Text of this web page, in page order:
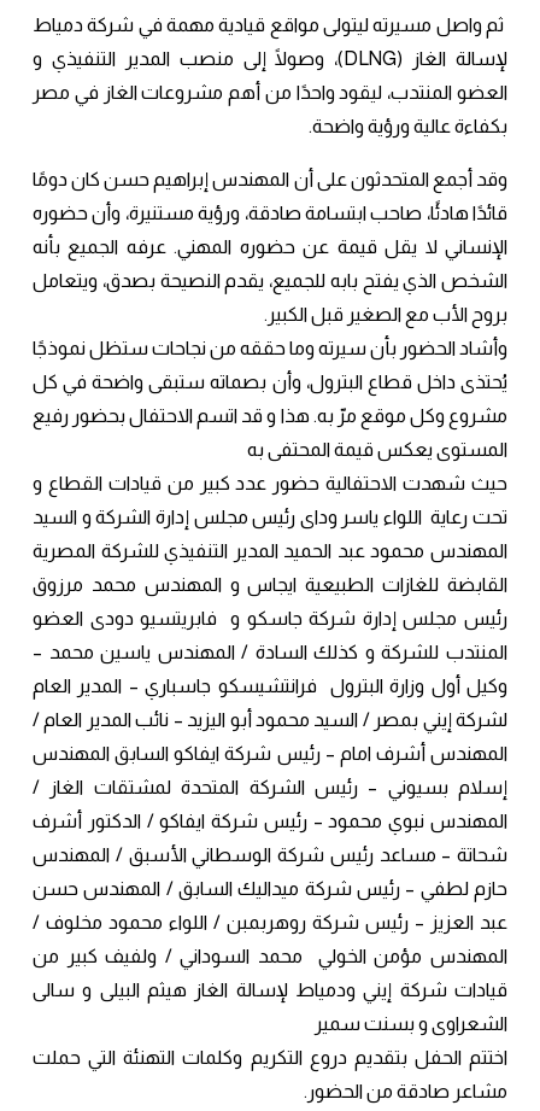
ثم واصل مسيرته ليتولى مواقع قيادية مهمة في شركة دمياط
لإسالة الغاز (DLNG)، وصولًا إلى منصب المدير التنفيذي و
العضو المنتدب، ليقود واحدًا من أهم مشروعات الغاز في مصر
بكفاءة عالية ورؤية واضحة.
وقد أجمع المتحدثون على أن المهندس إبراهيم حسن كان دومًا
قائدًا هادئًا، صاحب ابتسامة صادقة، ورؤية مستنيرة، وأن حضوره
الإنساني لا يقل قيمة عن حضوره المهني. عرفه الجميع بأنه
الشخص الذي يفتح بابه للجميع، يقدم النصيحة بصدق، ويتعامل
بروح الأب مع الصغير قبل الكبير.
وأشاد الحضور بأن سيرته وما حققه من نجاحات ستظل نموذجًا
يُحتذى داخل قطاع البترول، وأن بصماته ستبقى واضحة في كل
مشروع وكل موقع مرّ به. هذا و قد اتسم الاحتفال بحضور رفيع
المستوى يعكس قيمة المحتفى به
حيث شهدت الاحتفالية حضور عدد كبير من قيادات القطاع و
تحت رعاية اللواء ياسر وداى رئيس مجلس إدارة الشركة و السيد
المهندس محمود عبد الحميد المدير التنفيذي للشركة المصرية
القابضة للغازات الطبيعية ايجاس و المهندس محمد مرزوق
رئيس مجلس إدارة شركة جاسكو و فابريتسيو دودى العضو
المنتدب للشركة و كذلك السادة / المهندس ياسين محمد –
وكيل أول وزارة البترول فرانتشيسكو جاسباري – المدير العام
لشركة إيني بمصر / السيد محمود أبو اليزيد – نائب المدير العام /
المهندس أشرف امام – رئيس شركة ايفاكو السابق المهندس
إسلام بسيوني – رئيس الشركة المتحدة لمشتقات الغاز /
المهندس نبوي محمود – رئيس شركة ايفاكو / الدكتور أشرف
شحاتة – مساعد رئيس شركة الوسطاني الأسبق / المهندس
حازم لطفي – رئيس شركة ميداليك السابق / المهندس حسن
عبد العزيز – رئيس شركة روهربمبن / اللواء محمود مخلوف /
المهندس مؤمن الخولي محمد السوداني / ولفيف كبير من
قيادات شركة إيني ودمياط لإسالة الغاز هيثم البيلى و سالى
الشعراوى و بسنت سمير
اختتم الحفل بتقديم دروع التكريم وكلمات التهنئة التي حملت
مشاعر صادقة من الحضور.